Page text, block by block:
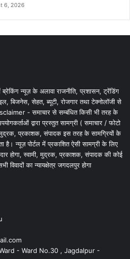
6, 2026
न्यूज़ के अलावा राजनीति, प्रशासन, ट्रेंडिंग
बिजनेस, सेहत, ब्यूटी, रोजगार तथा टेक्नोलॉजी से
- समाचार से सम्बंधित किसी भी तरह के
द्वारा प्रस्तुत सामग्री ( समाचार / फोटो
मुद्रक, प्रकाशक, संपादक इस तरह के सामग्रियों के
है। न्यूज़ पोर्टल में प्रकाशित ऐसी सामग्री के लिए
होगा, स्वामी, मुद्रक, प्रकाशक, संपादक की कोई
विवादों का न्यायक्षेत्र जगदलपुर होगा
- Ward No.30 , Jagdalpur -